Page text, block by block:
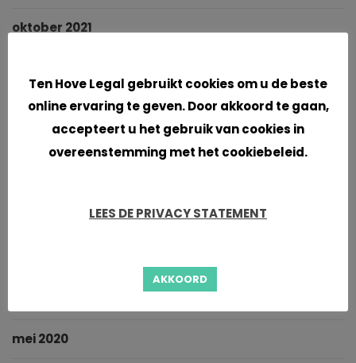
oktober 2021
juni 2021
mei 2020
Ten Hove Legal gebruikt cookies om u de beste
online ervaring te geven. Door akkoord te gaan,
accepteert u het gebruik van cookies in
overeenstemming met het cookiebeleid.
LEES DE PRIVACY STATEMENT
AKKOORD